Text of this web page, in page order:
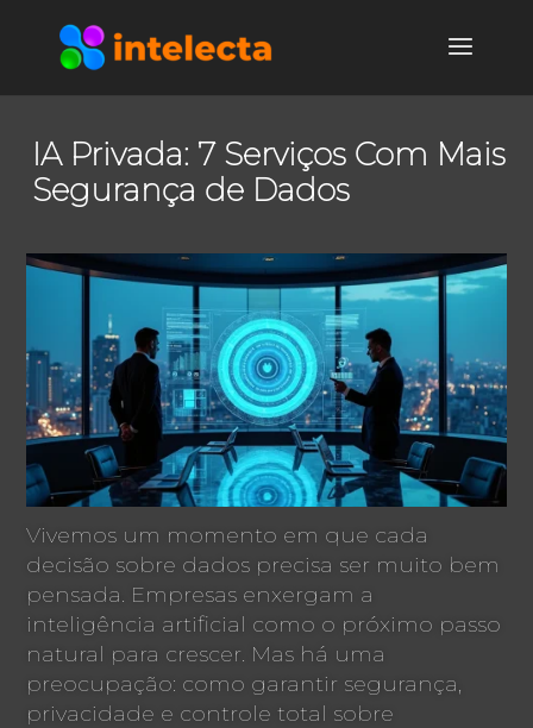
IA Privada: 7 Serviços Com Mais
Segurança de Dados
Vivemos um momento em que cada
decisão sobre dados precisa ser muito bem
pensada. Empresas enxergam a
inteligência artificial como o próximo passo
natural para crescer. Mas há uma
preocupação: como garantir segurança,
privacidade e controle total sobre